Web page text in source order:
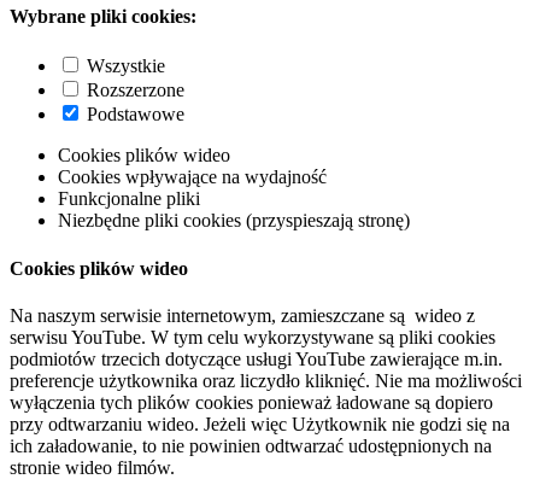
Wybrane pliki cookies:
Wszystkie
Rozszerzone
Podstawowe
Cookies plików wideo
Cookies wpływające na wydajność
Funkcjonalne pliki
Niezbędne pliki cookies (przyspieszają stronę)
Cookies plików wideo
Na naszym serwisie internetowym, zamieszczane są wideo z
serwisu YouTube. W tym celu wykorzystywane są pliki cookies
podmiotów trzecich dotyczące usługi YouTube zawierające m.in.
preferencje użytkownika oraz liczydło kliknięć. Nie ma możliwości
wyłączenia tych plików cookies ponieważ ładowane są dopiero
przy odtwarzaniu wideo. Jeżeli więc Użytkownik nie godzi się na
ich załadowanie, to nie powinien odtwarzać udostępnionych na
stronie wideo filmów.